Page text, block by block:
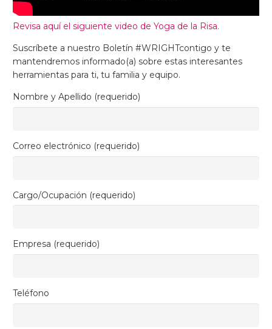
Revisa aquí el siguiente video de Yoga de la Risa.
Suscríbete a nuestro Boletín #WRIGHTcontigo y te
mantendremos informado(a) sobre estas interesantes
herramientas para ti, tu familia y equipo.
Nombre y Apellido (requerido)
Correo electrónico (requerido)
Cargo/Ocupación (requerido)
Empresa (requerido)
Teléfono